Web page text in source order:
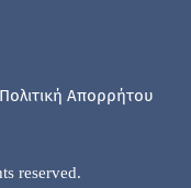
Πολιτική Απορρήτου
reserved.